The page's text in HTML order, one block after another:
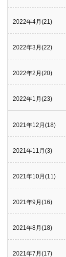
2022年4月(21)
2022年3月(22)
2022年2月(20)
2022年1月(23)
2021年12月(18)
2021年11月(3)
2021年10月(11)
2021年9月(16)
2021年8月(18)
2021年7月(17)